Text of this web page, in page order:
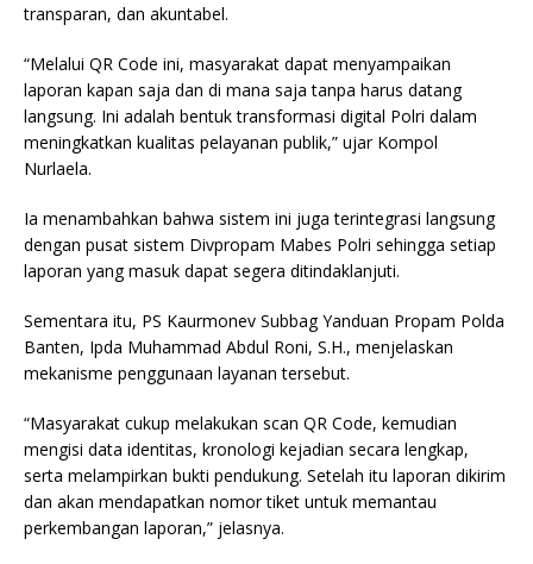
transparan, dan akuntabel.
“Melalui QR Code ini, masyarakat dapat menyampaikan
laporan kapan saja dan di mana saja tanpa harus datang
langsung. Ini adalah bentuk transformasi digital Polri dalam
meningkatkan kualitas pelayanan publik,” ujar Kompol
Nurlaela.
Ia menambahkan bahwa sistem ini juga terintegrasi langsung
dengan pusat sistem Divpropam Mabes Polri sehingga setiap
laporan yang masuk dapat segera ditindaklanjuti.
Sementara itu, PS Kaurmonev Subbag Yanduan Propam Polda
Banten, Ipda Muhammad Abdul Roni, S.H., menjelaskan
mekanisme penggunaan layanan tersebut.
“Masyarakat cukup melakukan scan QR Code, kemudian
mengisi data identitas, kronologi kejadian secara lengkap,
serta melampirkan bukti pendukung. Setelah itu laporan dikirim
dan akan mendapatkan nomor tiket untuk memantau
perkembangan laporan,” jelasnya.